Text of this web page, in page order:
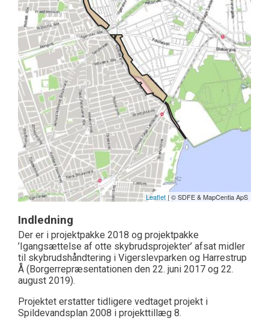
Leaflet | © SDFE & MapCentia ApS
Indledning
Der er i projektpakke 2018 og projektpakke
’Igangsættelse af otte skybrudsprojekter’ afsat midler
til skybrudshåndtering i Vigerslevparken og Harrestrup
Å (Borgerrepræsentationen den 22. juni 2017 og 22.
august 2019).
Projektet erstatter tidligere vedtaget projekt i
Spildevandsplan 2008 i projekttillæg 8.